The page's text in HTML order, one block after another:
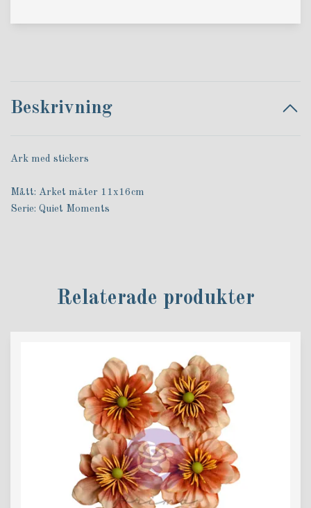
Beskrivning
Ark med stickers
Mått: Arket mäter 11x16cm
Serie: Quiet Moments
Relaterade produkter